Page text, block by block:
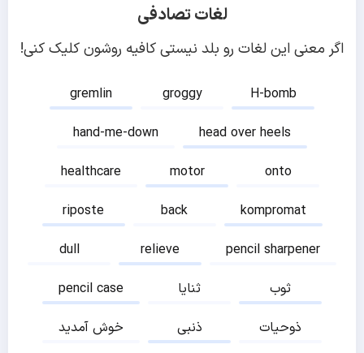
لغات تصادفی
اگر معنی این لغات رو بلد نیستی کافیه روشون کلیک کنی!
gremlin groggy
H-bomb
hand-me-down
head over heels
healthcare
motor
onto
riposte
back
kompromat
dull
relieve
pencil sharpener
pencil case
ثنایا
ثوب
خوش آمدید
ذنبی
ذوحیات